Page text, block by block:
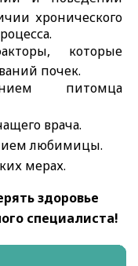
хронического
которые
почек.
питомца
врача.
любимицы.
мерах.
здоровье
специалиста!